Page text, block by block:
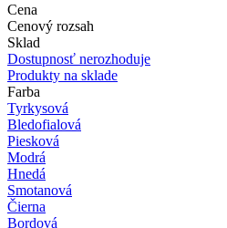
Cena
Cenový rozsah
Sklad
Dostupnosť nerozhoduje
Produkty na sklade
Farba
Tyrkysová
Bledofialová
Piesková
Modrá
Hnedá
Smotanová
Čierna
Bordová